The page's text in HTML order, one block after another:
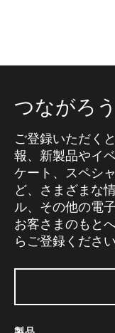
つながろう
ご登録いただく
報、新製品やイ
ケート、スペシ
ど、さまざまな
ル、その他の電
お客さまのもと
らご登録ください